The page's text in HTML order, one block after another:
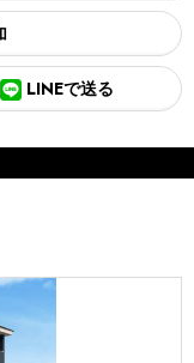
LINEで送る